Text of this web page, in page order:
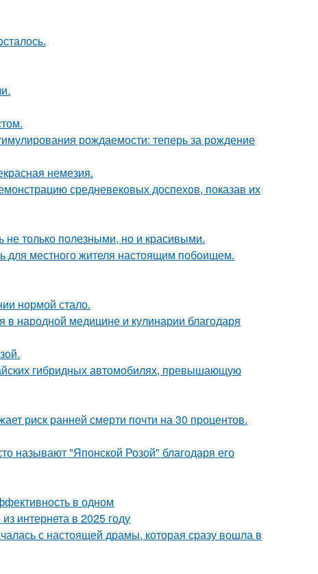
рождаемости: теперь за рождение
немезия.
средневековых доспехов, показав их
только полезными, но и красивыми.
для местного жителя настоящим побоищем.
нормой стало.
в народной медицине и кулинарии благодаря
гибридных автомобилях, превышающую
риск ранней смерти почти на 30 процентов.
называют "Японской Розой" благодаря его
в одном
интернета в 2025 году
с настоящей драмы, которая сразу вошла в